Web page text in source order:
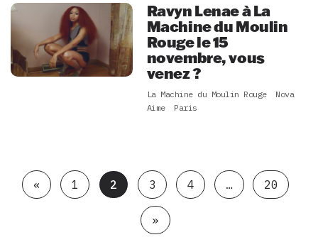
Ravyn Lenae à La
Machine du Moulin
Rouge le 15
novembre, vous
venez ?
La Machine du Moulin Rouge
Nova
Aime
Paris
« 1 2 3 4 … 20
»